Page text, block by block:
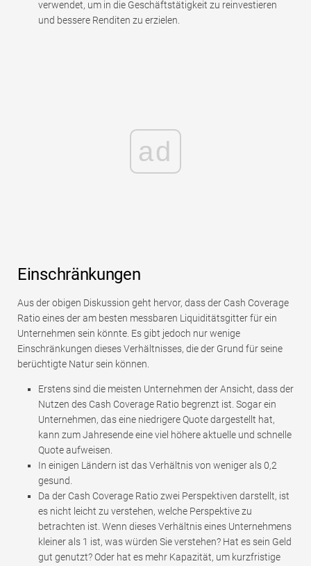
verwendet, um in die Geschäftstätigkeit zu reinvestieren
und bessere Renditen zu erzielen.
ad
Einschränkungen
Aus der obigen Diskussion geht hervor, dass der Cash Coverage
Ratio eines der am besten messbaren Liquiditätsgitter für ein
Unternehmen sein könnte. Es gibt jedoch nur wenige
Einschränkungen dieses Verhältnisses, die der Grund für seine
berüchtigte Natur sein können.
Erstens sind die meisten Unternehmen der Ansicht, dass der
Nutzen des Cash Coverage Ratio begrenzt ist. Sogar ein
Unternehmen, das eine niedrigere Quote dargestellt hat,
kann zum Jahresende eine viel höhere aktuelle und schnelle
Quote aufweisen.
In einigen Ländern ist das Verhältnis von weniger als 0,2
gesund.
Da der Cash Coverage Ratio zwei Perspektiven darstellt, ist
es nicht leicht zu verstehen, welche Perspektive zu
betrachten ist. Wenn dieses Verhältnis eines Unternehmens
kleiner als 1 ist, was würden Sie verstehen? Hat es sein Geld
gut genutzt? Oder hat es mehr Kapazität, um kurzfristige